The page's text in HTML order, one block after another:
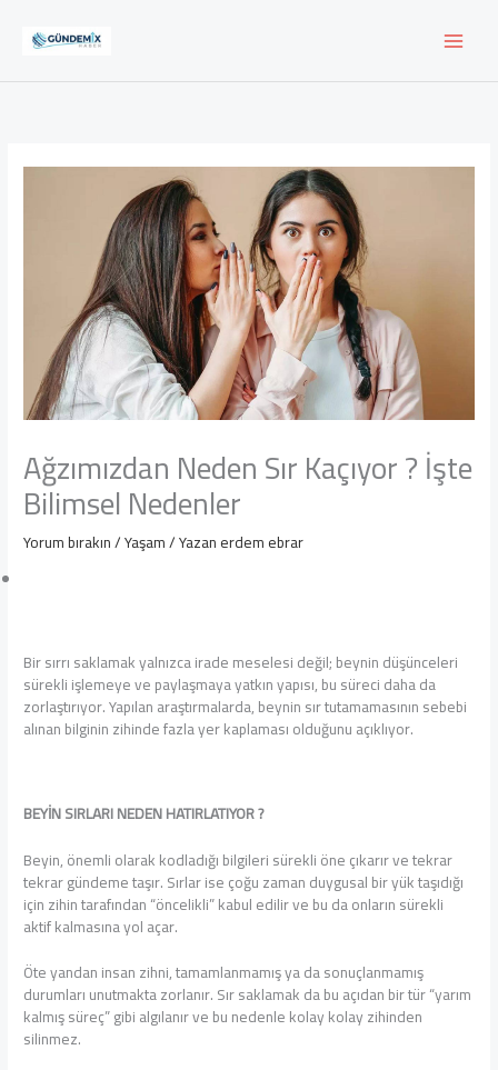
Ağzımızdan Neden Sır Kaçıyor ? İşte
Bilimsel Nedenler
Yorum bırakın/Yaşam/ Yazanerdem ebrar
Bir sırrı saklamak yalnızca irade meselesi değil; beynin düşünceleri
sürekli işlemeye ve paylaşmaya yatkın yapısı, bu süreci daha da
zorlaştırıyor. Yapılan araştırmalarda, beynin sır tutamamasının sebebi
alınan bilginin zihinde fazla yer kaplaması olduğunu açıklıyor.
BEYİN SIRLARI NEDEN HATIRLATIYOR ?
Beyin, önemli olarak kodladığı bilgileri sürekli öne çıkarır ve tekrar
tekrar gündeme taşır. Sırlar ise çoğu zaman duygusal bir yük taşıdığı
için zihin tarafından “öncelikli” kabul edilir ve bu da onların sürekli
aktif kalmasına yol açar.
Öte yandan insan zihni, tamamlanmamış ya da sonuçlanmamış
durumları unutmakta zorlanır. Sır saklamak da bu açıdan bir tür “yarım
kalmış süreç” gibi algılanır ve bu nedenle kolay kolay zihinden
silinmez.